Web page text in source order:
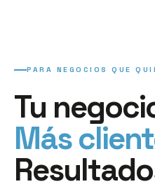
PARA NEGOCIOS QUE
Tu
Más